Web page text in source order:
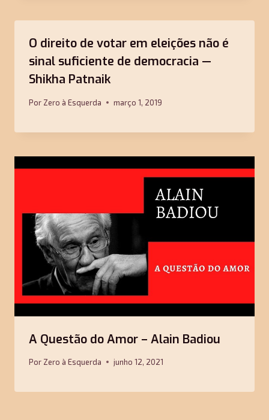
O direito de votar em eleições não é
sinal suficiente de democracia —
Shikha Patnaik
Por Zero à Esquerda março 1, 2019
A Questão do Amor – Alain Badiou
Por Zero à Esquerda junho 12, 2021